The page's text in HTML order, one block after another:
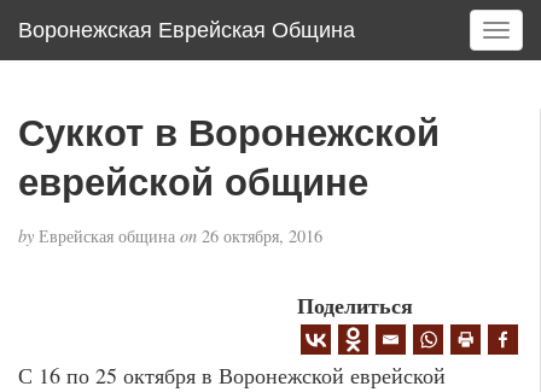
Воронежская Еврейская Община
T
o
a
t
Суккот в Воронежской
еврейской общине
by Еврейская община on 26 октября, 2016
Поделиться
С 16 по 25 октября в Воронежской еврейской